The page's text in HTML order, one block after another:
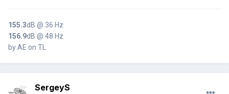
155.3dB @ 36 Hz
156.9dB @ 48 Hz
by AE on TL
SergeyS